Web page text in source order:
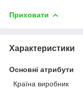
Приховати
Характеристики
Основні атрибути
Країна виробник